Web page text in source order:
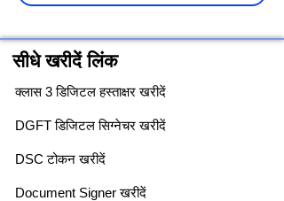
सीधे खरीदें लिंक
क्लास 3 डिजिटल हस्ताक्षर खरीदें
DGFT डिजिटल सिग्नेचर खरीदें
DSC टोकन खरीदें
Document Signer खरीदें